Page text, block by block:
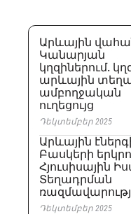
Արևային
Կանարյան
կղզիներում.
արևային
ամբողջական
ուղեցույց
Դեկտեմբեր 2025
Արևային
Բասկերի
Հյուսիսային
Տեղադրման
Դեկտեմբեր 2025